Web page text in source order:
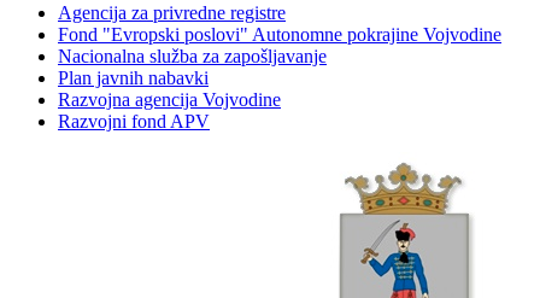
Agencija za privredne registre
Fond "Evropski poslovi" Autonomne pokrajine Vojvodine
Nacionalna služba za zapošljavanje
Plan javnih nabavki
Razvojna agencija Vojvodine
Razvojni fond APV